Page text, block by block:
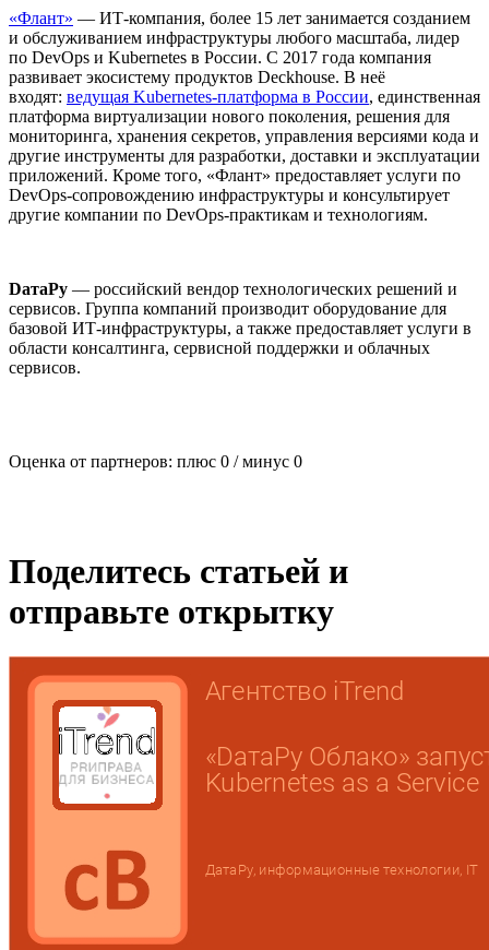
«Флант» — ИТ-компания, более 15 лет занимается созданием
и обслуживанием инфраструктуры любого масштаба, лидер
по DevOps и Kubernetes в России. С 2017 года компания
развивает экосистему продуктов Deckhouse. В неё
входят: ведущая Kubernetes-платформа в России, единственная
платформа виртуализации нового поколения, решения для
мониторинга, хранения секретов, управления версиями кода и
другие инструменты для разработки, доставки и эксплуатации
приложений. Кроме того, «Флант» предоставляет услуги по
DevOps-сопровождению инфраструктуры и консультирует
другие компании по DevOps-практикам и технологиям.
DатаРу — российский вендор технологических решений и
сервисов. Группа компаний производит оборудование для
базовой ИТ-инфраструктуры, а также предоставляет услуги в
области консалтинга, сервисной поддержки и облачных
сервисов.
Оценка от партнеров: плюс 0 / минус 0
Поделитесь статьей и
отправьте открытку